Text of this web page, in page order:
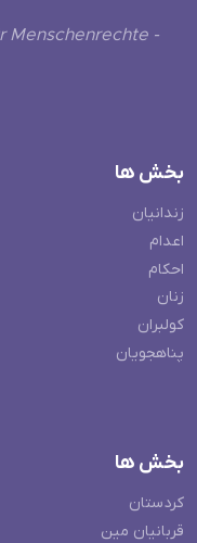
Menschenrechte -
بخش ها
زندانیان
اعدام
احکام
زنان
کولبران
پناهجویان
بخش ها
کردستان
قربانیان مین